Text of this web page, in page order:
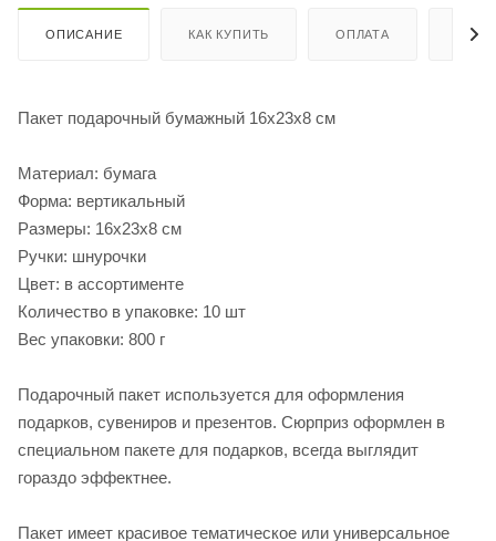
ОПИСАНИЕ КАК КУПИТЬ ОПЛАТА
Пакет подарочный бумажный 16х23х8 см
Материал: бумага
Форма: вертикальный
Размеры: 16х23х8 см
Ручки: шнурочки
Цвет: в ассортименте
Количество в упаковке: 10 шт
Вес упаковки: 800 г
Подарочный пакет используется для оформления
подарков, сувениров и презентов. Сюрприз оформлен в
специальном пакете для подарков, всегда выглядит
гораздо эффектнее.
Пакет имеет красивое тематическое или универсальное